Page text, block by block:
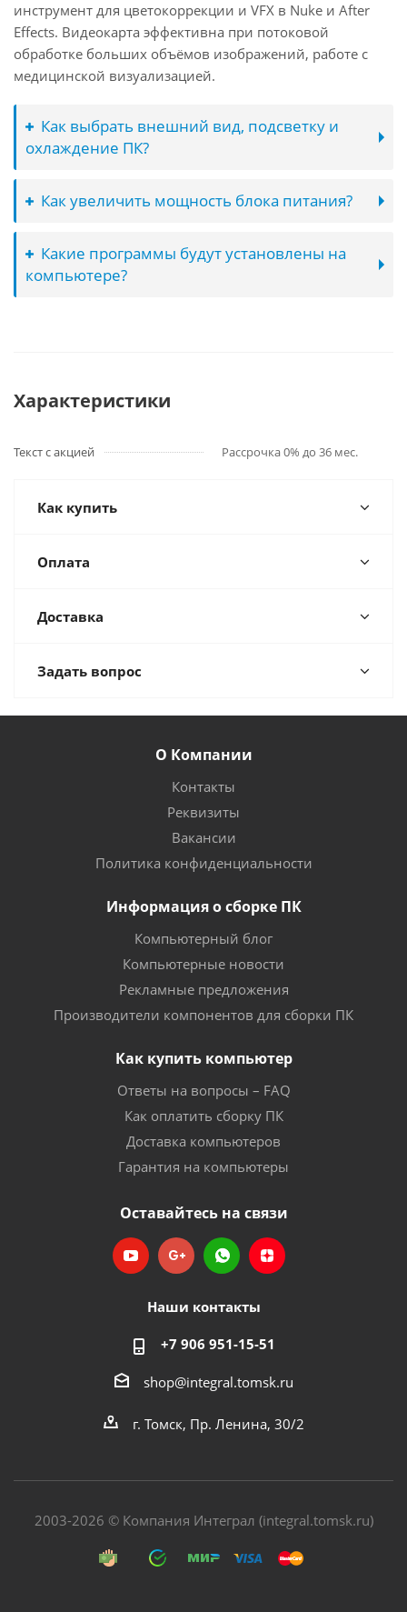
инструмент для цветокоррекции и VFX в Nuke и After
Effects. Видеокарта эффективна при потоковой
обработке больших объёмов изображений, работе с
медицинской визуализацией.
Как выбрать внешний вид, подсветку и
охлаждение ПК?
Как увеличить мощность блока питания?
Какие программы будут установлены на
компьютере?
Характеристики
Текст с акцией Рассрочка 0% до 36 мес.
Как купить
Оплата
Доставка
Задать вопрос
О Компании
Контакты
Реквизиты
Вакансии
Политика конфиденциальности
Информация о сборке ПК
Компьютерный блог
Компьютерные новости
Рекламные предложения
Производители компонентов для сборки ПК
Как купить компьютер
Ответы на вопросы – FAQ
Как оплатить сборку ПК
Доставка компьютеров
Гарантия на компьютеры
Оставайтесь на связи
Наши контакты
+7 906 951-15-51
shop@integral.tomsk.ru
г. Томск, Пр. Ленина, 30/2
2003-2026 © Компания Интеграл (integral.tomsk.ru)